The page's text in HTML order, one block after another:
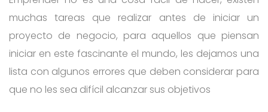
muchas tareas que realizar antes de iniciar un
proyecto de negocio, para aquellos que piensan
iniciar en este fascinante el mundo, les dejamos una
lista con algunos errores que deben considerar para
que no les sea difícil alcanzar sus objetivos